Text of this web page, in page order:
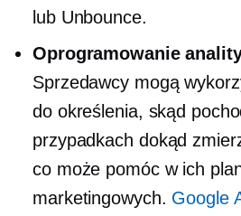
lub Unbounce.
Oprogramowanie
Sprzedawcy mogą
do określenia, skąd
przypadkach dokąd
co może pomóc w ich
marketingowych. Google